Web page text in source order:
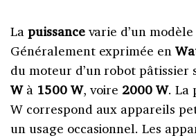
La puissancevarie d’un
Généralement exprimée en
du moteur d’un robot pâtissier
Wà 1500 W, voire 2000 W. La
W correspond aux appareils
un usage occasionnel. Les